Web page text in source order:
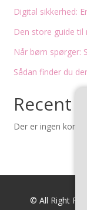
Digital sikkerhed:
Den store guide
Når børn spørger:
Sådan finder du
Recent
Der er ingen
© All Right